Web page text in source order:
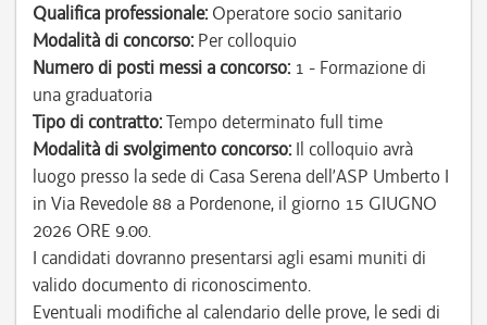
Qualifica professionale: Operatore socio sanitario
Modalità di concorso: Per colloquio
Numero di posti messi a concorso: 1 - Formazione di
una graduatoria
Tipo di contratto:Tempo determinato full time
Modalità di svolgimento concorso: Il colloquio avrà
luogo presso la sede di Casa Serena dell’ASP Umberto I
in Via Revedole 88 a Pordenone, il giorno 15 GIUGNO
2026 ORE 9.00.
I candidati dovranno presentarsi agli esami muniti di
valido documento di riconoscimento.
Eventuali modifiche al calendario delle prove, le sedi di